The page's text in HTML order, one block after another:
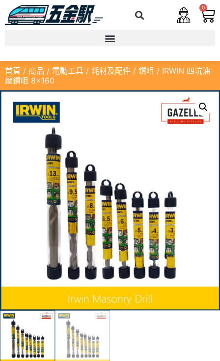
0
首頁 / 商品 / 電動工具 / 耗材及配件 / 鑽咀 / IRWIN 四坑油
壓鑽咀 8×160